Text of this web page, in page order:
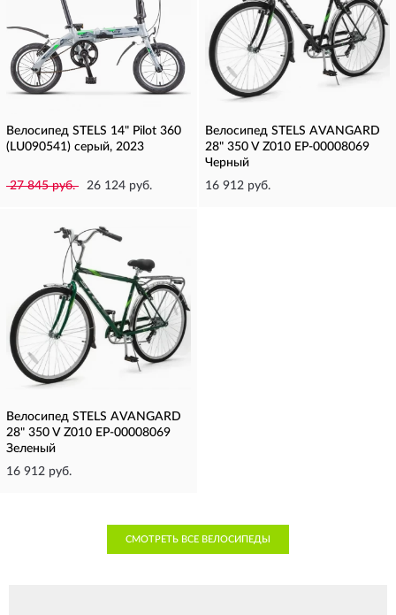
Велосипед STELS 14" Pilot 360
(LU090541) серый, 2023
27 845 руб. 26 124 руб.
Велосипед STELS AVANGARD
28" 350 V Z010 EP-00008069
Черный
16 912 руб.
Велосипед STELS AVANGARD
28" 350 V Z010 EP-00008069
Зеленый
16 912 руб.
СМОТРЕТЬ ВСЕ ВЕЛОСИПЕДЫ